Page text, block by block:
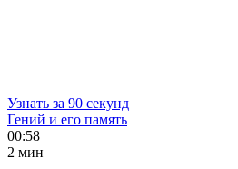
Узнать за 90 секунд
Гений и его память
00:58
2 мин